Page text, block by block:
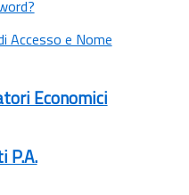
Accesso e Nome
Economici
P.A.